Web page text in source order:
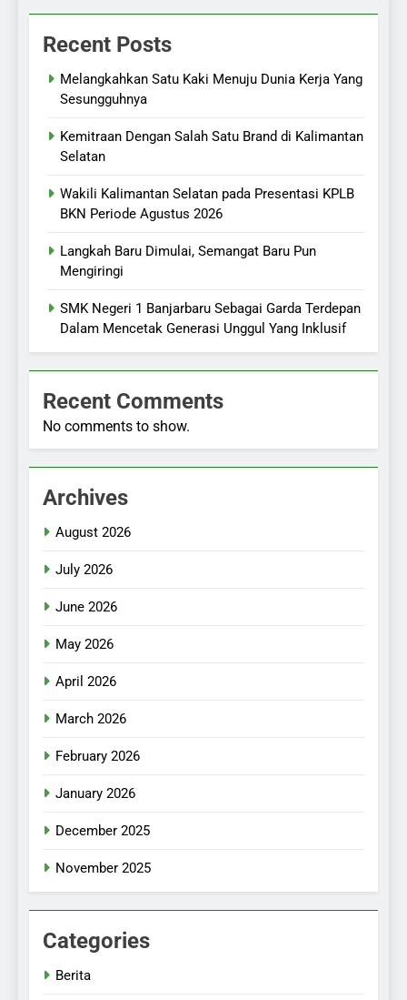
Recent Posts
Melangkahkan Satu Kaki Menuju Dunia Kerja Yang
Sesungguhnya
Kemitraan Dengan Salah Satu Brand di Kalimantan
Selatan
Wakili Kalimantan Selatan pada Presentasi KPLB
BKN Periode Agustus 2026
Langkah Baru Dimulai, Semangat Baru Pun
Mengiringi
SMK Negeri 1 Banjarbaru Sebagai Garda Terdepan
Dalam Mencetak Generasi Unggul Yang Inklusif
Recent Comments
No comments to show.
Archives
August 2026
July 2026
June 2026
May 2026
April 2026
March 2026
February 2026
January 2026
December 2025
November 2025
Categories
Berita